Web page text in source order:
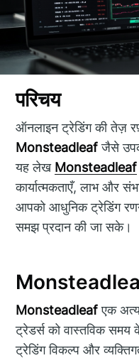
परिचय
ऑनलाइन ट्रेडिंग की तेज़
Monsteadleafजैसे
यह लेख Monsteadleaf
कार्यात्मकताएँ, लाभ और
आपको आधुनिक ट्रेडिंग
समझ प्रदान की जा सके।
Monsteadleafएक
ट्रेडर्स को वास्तविक समय
ट्रेडिंग विकल्प और